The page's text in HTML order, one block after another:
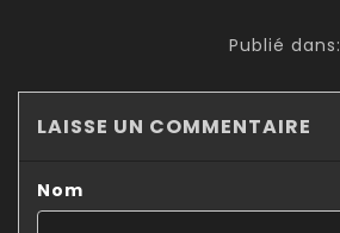
Publié dans:
LAISSE UN COMMENTAIRE
Nom